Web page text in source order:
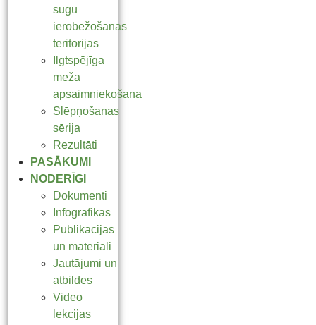
sugu
ierobežošanas
teritorijas
Ilgtspējīga
meža
apsaimniekošana
Slēpņošanas
sērija
Rezultāti
PASĀKUMI
NODERĪGI
Dokumenti
Infografikas
Publikācijas
un materiāli
Jautājumi un
atbildes
Video
lekcijas